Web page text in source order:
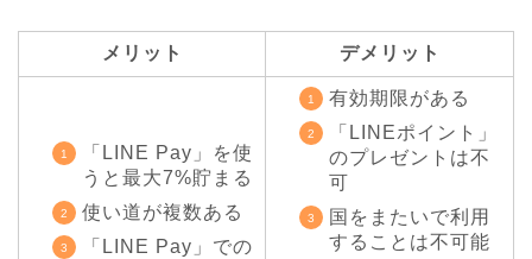
メリット デメリット
「LINE Pay」を使
うと最大7%貯まる
使い道が複数ある
「LINE Pay」での
有効期限がある
「LINEポイント」
のプレゼントは不
可
国をまたいで利用
することは不可能